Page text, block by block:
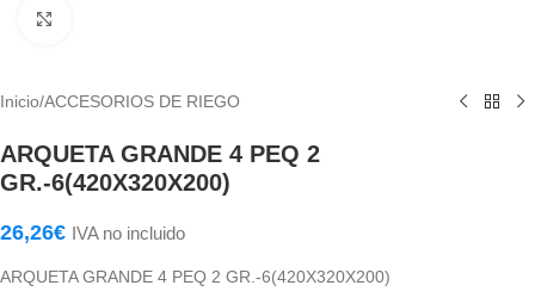
Inicio/ACCESORIOS DE RIEGO
ARQUETA GRANDE 4 PEQ 2
GR.-6(420X320X200)
26,26€ IVA no incluido
ARQUETA GRANDE 4 PEQ 2 GR.-6(420X320X200)